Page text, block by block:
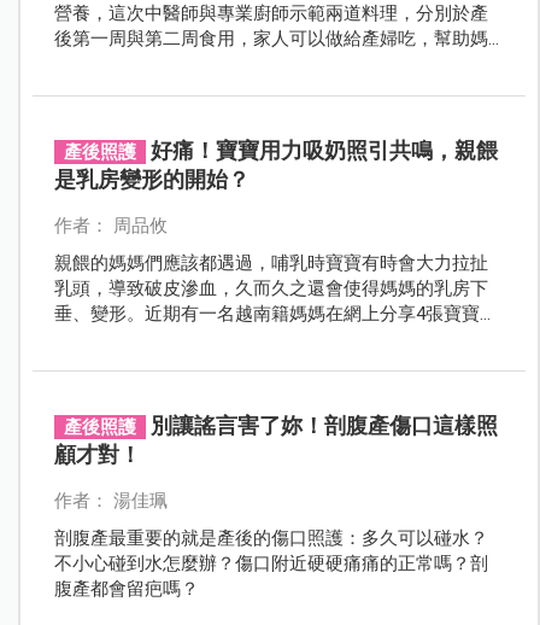
營養，這次中醫師與專業廚師示範兩道料理，分別於產
後第一周與第二周食用，家人可以做給產婦吃，幫助媽
產後照護
好痛！寶寶用力吸奶照引共鳴，親餵
是乳房變形的開始？
作者： 周品攸
親餵的媽媽們應該都遇過，哺乳時寶寶有時會大力拉扯
乳頭，導致破皮滲血，久而久之還會使得媽媽的乳房下
垂、變形。近期有一名越南籍媽媽在網上分享4張寶寶親
產後照護
別讓謠言害了妳！剖腹產傷口這樣照
顧才對！
作者： 湯佳珮
剖腹產最重要的就是產後的傷口照護：多久可以碰水？
不小心碰到水怎麼辦？傷口附近硬硬痛痛的正常嗎？剖
腹產都會留疤嗎？